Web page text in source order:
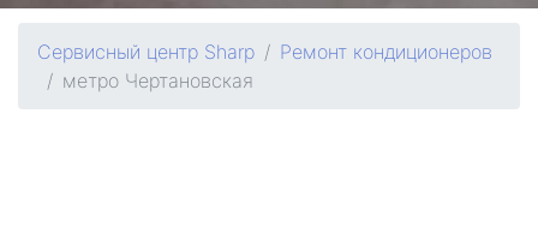
Сервисный центр Sharp
Ремонт кондиционеров
метро Чертановская